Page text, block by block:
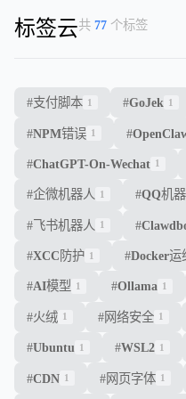
标签云共 77 个标签
#支付脚本 1 #GoJek 1
#NPM错误 1 #
#ChatGPT-On-Wechat 1
#企微机器人 1 #QQ机
# 飞书机器人 1 #
#XCC防护 1 #Docker运
#AI模型 1 #Ollama 1
#火绒 1 #网络安全 1
#Ubuntu 1 #WSL2 1
#CDN 1 #网页字体 1